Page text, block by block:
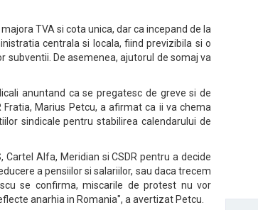
TVA si cota unica, dar ca incepand de la
centrala si locala, fiind previzibila si o
subventii. De asemenea, ajutorul de somaj va
anuntand ca se pregatesc de greve si de
Marius Petcu, a afirmat ca ii va chema
sindicale pentru stabilirea calendarului de
Cartel Alfa, Meridian si CSDR pentru a decide
a pensiilor si salariilor, sau daca trecem
se confirma, miscarile de protest nu vor
anarhia in Romania", a avertizat Petcu.